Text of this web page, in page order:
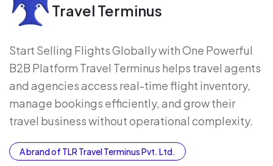
Travel Terminus
Start Selling Flights Globally with One Powerful
B2B Platform Travel Terminus helps travel agents
and agencies access real-time flight inventory,
manage bookings efficiently, and grow their
travel business without operational complexity.
A brand of TLR Travel Terminus Pvt. Ltd.